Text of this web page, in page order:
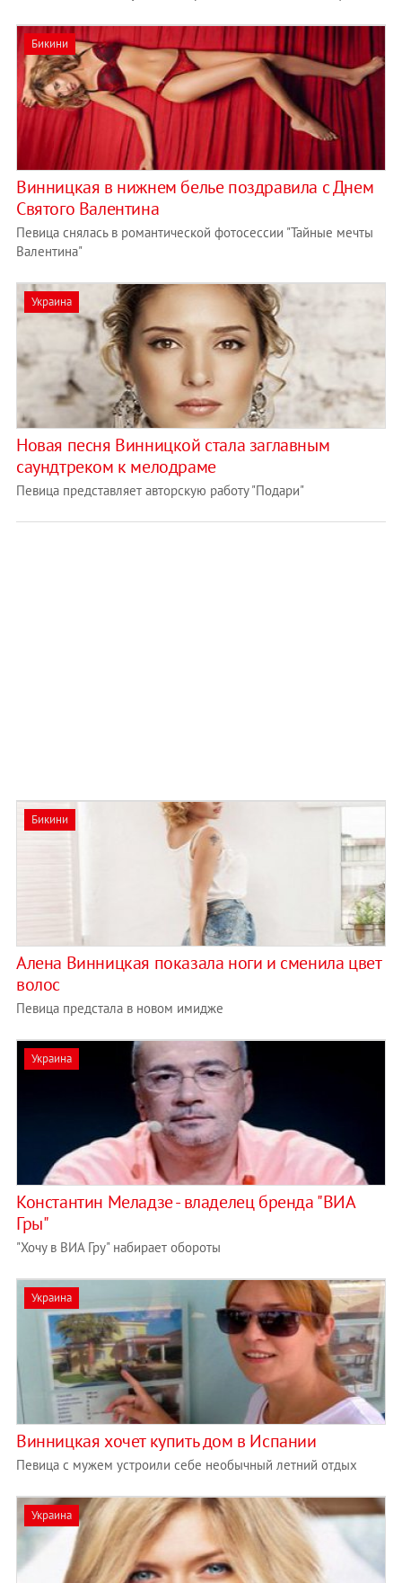
Бикини
Винницкая в нижнем белье поздравила с Днем
Святого Валентина
Певица снялась в романтичес­кой фотосессии­ "Тайные мечты
Валентина"
Украина
Новая песня Винницкой стала заглавным
саундтреком к мелодраме
Певица представляет авторскую работу "Подари"
Бикини
Алена Винницкая показала ноги и сменила цвет
волос
Певица предстала в новом имидже
Украина
Константин Меладзе - владелец бренда "ВИА
Гры"
"Хочу в ВИА Гру" набирает обороты
Украина
Винницкая хочет купить дом в Испании
Певица с мужем устроили себе необычный летний отдых
Украина